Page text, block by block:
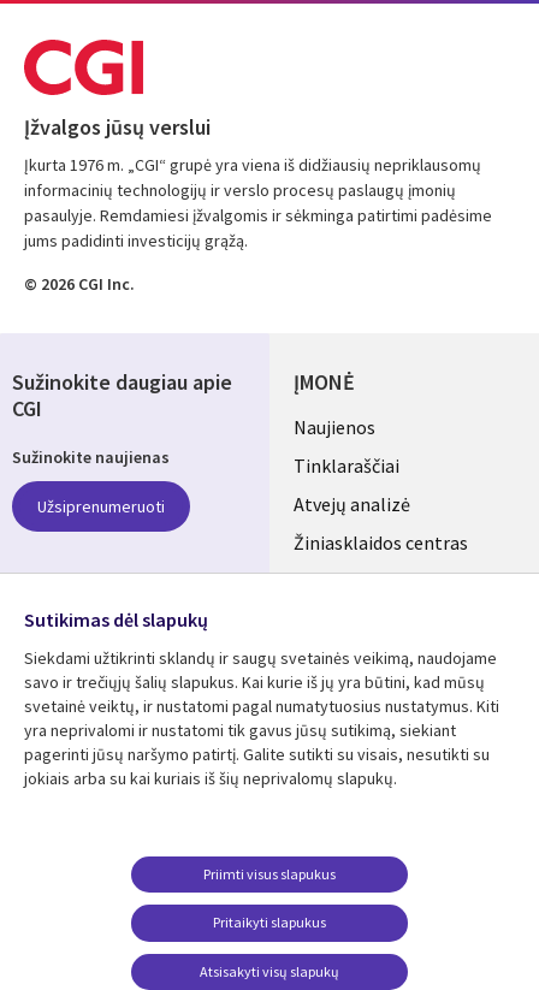
Įžvalgos jūsų verslui
Įkurta 1976 m. „CGI“ grupė yra viena iš didžiausių nepriklausomų
informacinių technologijų ir verslo procesų paslaugų įmonių
pasaulyje. Remdamiesi įžvalgomis ir sėkminga patirtimi padėsime
jums padidinti investicijų grąžą.
© 2026 CGI Inc.
ĮMONĖ
Useful
links
LITHUANIA
Naujienos
Tinklaraščiai
Atvejų analizė
Žiniasklaidos centras
Aljansus
Išteklių centras
Library
LITHUANIA
Atvejų analizės
Pagalba
Legal
Taisyklės
Prieinamumas
Pakeisti privatumo
nustatymus
Sužinokite daugiau apie
CGI
Sužinokite naujienas
Užsiprenumeruoti
Media
LITHUANIA
Sutikimas dėl slapukų
Siekdami užtikrinti sklandų ir saugų svetainės veikimą, naudojame
savo ir trečiųjų šalių slapukus. Kai kurie iš jų yra būtini, kad mūsų
svetainė veiktų, ir nustatomi pagal numatytuosius nustatymus. Kiti
yra neprivalomi ir nustatomi tik gavus jūsų sutikimą, siekiant
pagerinti jūsų naršymo patirtį. Galite sutikti su visais, nesutikti su
jokiais arba su kai kuriais iš šių neprivalomų slapukų.
Pritaikyti slapukus
Priimti visus slapukus
Atsisakyti visų slapukų